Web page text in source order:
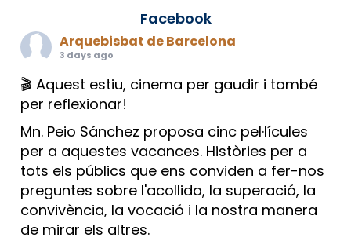
Facebook
Arquebisbat de Barcelona
3 days ago
🎬 Aquest estiu, cinema per gaudir i també
per reflexionar!
Mn. Peio Sánchez proposa cinc pel·lícules
per a aquestes vacances. Històries per a
tots els públics que ens conviden a fer-nos
preguntes sobre l'acollida, la superació, la
convivència, la vocació i la nostra manera
de mirar els altres.